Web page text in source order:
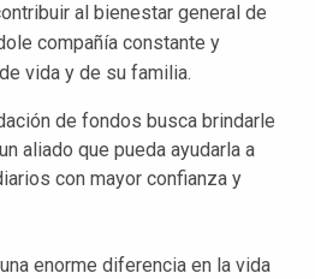
al bienestar general de
compañía constante y
vida y de su familia.
de fondos busca brindarle
aliado que pueda ayudarla a
con mayor confianza y
enorme diferencia en la vida